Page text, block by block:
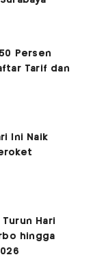
Persen
Tarif dan
Ini Naik
Turun Hari
hingga